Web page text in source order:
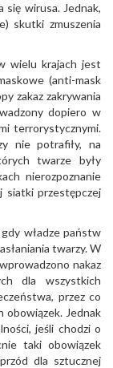
się wirusa. Jednak,
skutki zmuszenia
wielu krajach jest
(anti-mask
zakaz zakrywania
dopiero w
terrorystycznymi.
nie potrafiły, na
twarze były
nierozpoznanie
siatki przestępczej
władze państw
twarzy. W
nakaz
dla wszystkich
przez co
obowiązek. Jednak
jeśli chodzi o
taki obowiązek
dla sztucznej